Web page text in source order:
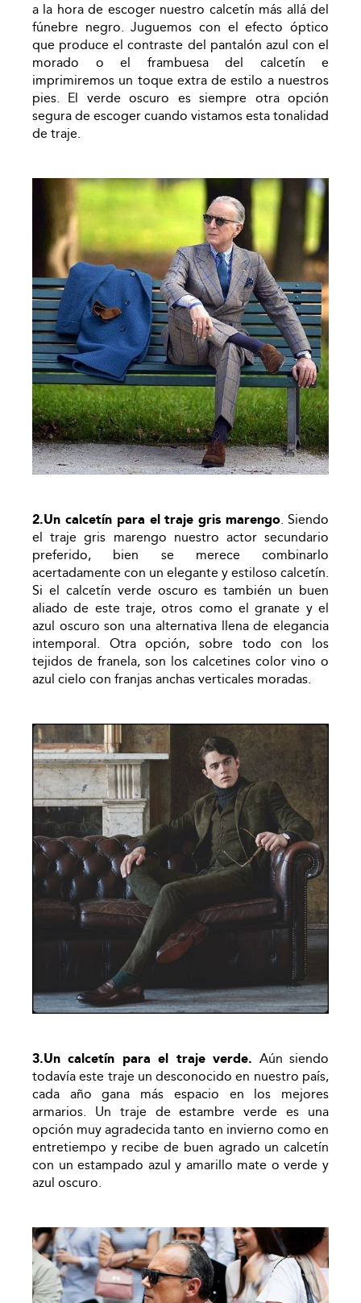
a la hora de escoger nuestro calcetín más allá del
fúnebre negro. Juguemos con el efecto óptico
que produce el contraste del pantalón azul con el
morado o el frambuesa del calcetín e
imprimiremos un toque extra de estilo a nuestros
pies. El verde oscuro es siempre otra opción
segura de escoger cuando vistamos esta tonalidad
de traje.
2.Un calcetín para el traje gris marengo . Siendo
el traje gris marengo nuestro actor secundario
preferido, bien se merece combinarlo
acertadamente con un elegante y estiloso calcetín.
Si el calcetín verde oscuro es también un buen
aliado de este traje, otros como el granate y el
azul oscuro son una alternativa llena de elegancia
intemporal. Otra opción, sobre todo con los
tejidos de franela, son los calcetines color vino o
azul cielo con franjas anchas verticales moradas.
3.Un calcetín para el traje verde. Aún siendo
todavía este traje un desconocido en nuestro país,
cada año gana más espacio en los mejores
armarios. Un traje de estambre verde es una
opción muy agradecida tanto en invierno como en
entretiempo y recibe de buen agrado un calcetín
con un estampado azul y amarillo mate o verde y
azul oscuro.